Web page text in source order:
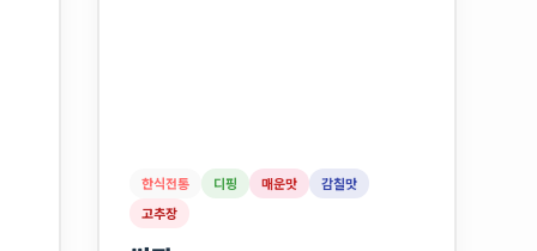
한식전통 디핑 매운맛
감칠맛
고추장